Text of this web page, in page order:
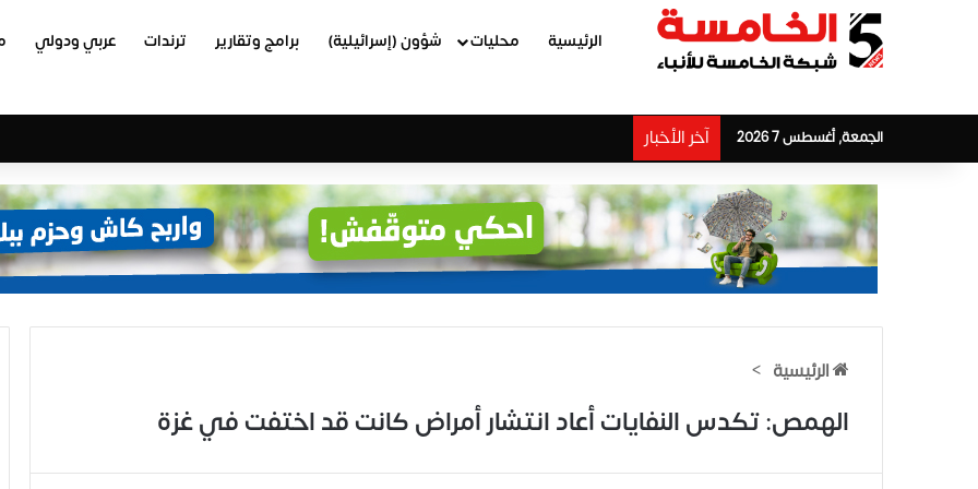
الرئيسية محليات شؤون (إسرائيلية) برامج وتقارير ترندات عربي ودولي
الجمعة, أغسطس 7 2026 آخر الأخبار
الرئيسية >
الهمص: تكدس النفايات أعاد انتشار أمراض كانت قد اختفت في غزة